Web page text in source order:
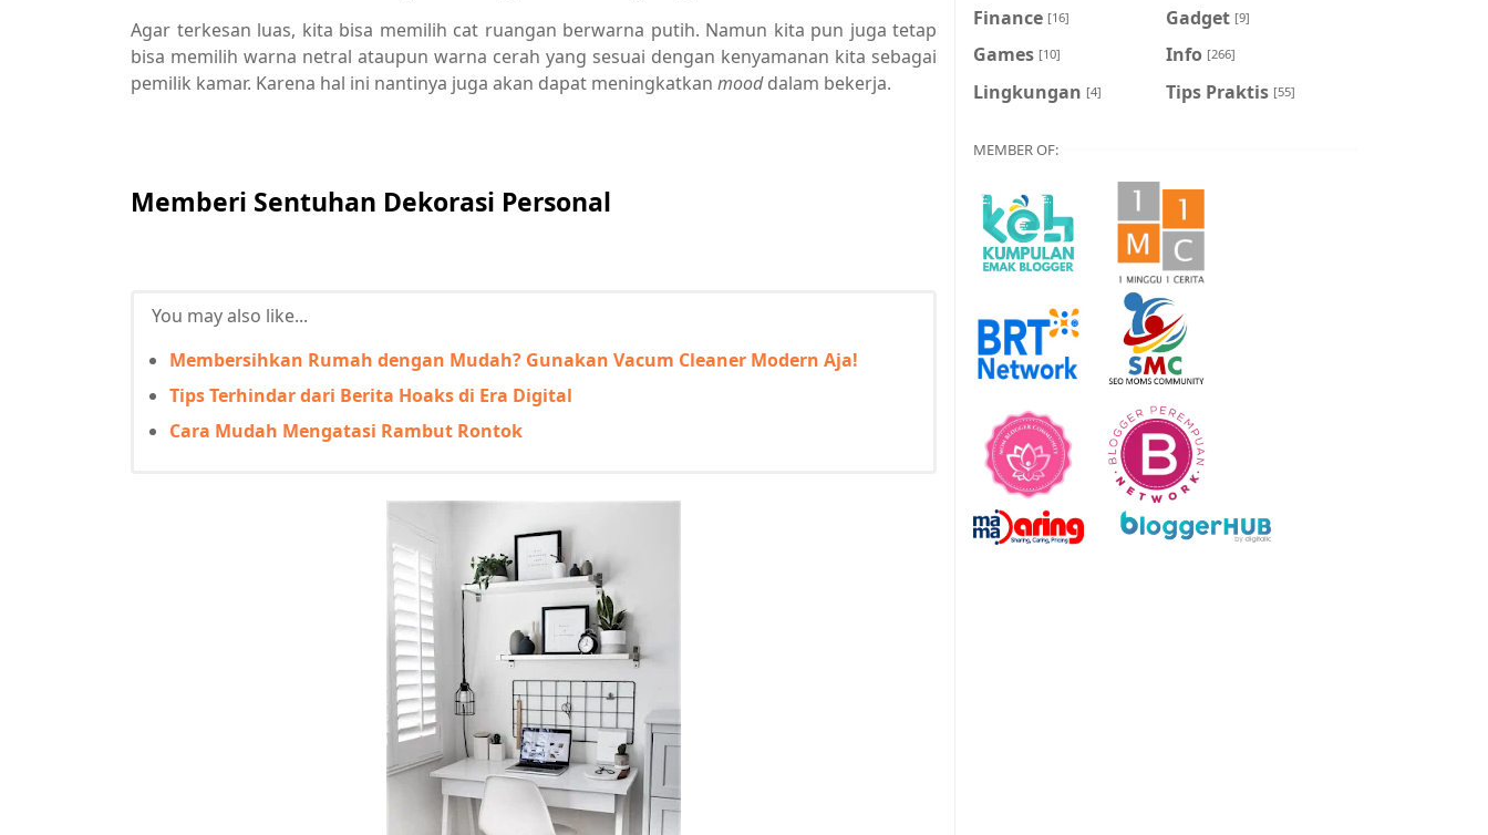
Agar terkesan luas, kita bisa memilih cat ruangan berwarna putih. Namun kita pun juga tetap
bisa memilih warna netral ataupun warna cerah yang sesuai dengan kenyamanan kita sebagai
pemilik kamar. Karena hal ini nantinya juga akan dapat meningkatkan mooddalam bekerja.
Memberi Sentuhan Dekorasi Personal
You may also like...
Membersihkan Rumah dengan Mudah? Gunakan Vacum Cleaner Modern Aja!
Tips Terhindar dari Berita Hoaks di Era Digital
Cara Mudah Mengatasi Rambut Rontok
Finance [16] Gadget [9]
Games [10] Info [266]
Lingkungan [4] Tips Praktis [55]
MEMBER OF: